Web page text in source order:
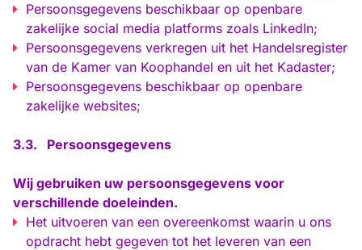
Persoonsgegevens beschikbaar op openbare
zakelijke social media platforms zoals LinkedIn;
Persoonsgegevens verkregen uit het Handelsregister
van de Kamer van Koophandel en uit het Kadaster;
Persoonsgegevens beschikbaar op openbare
zakelijke websites;
3.3. Persoonsgegevens
Wij gebruiken uw persoonsgegevens voor
verschillende doeleinden.
Het uitvoeren van een overeenkomst waarin u ons
opdracht hebt gegeven tot het leveren van een